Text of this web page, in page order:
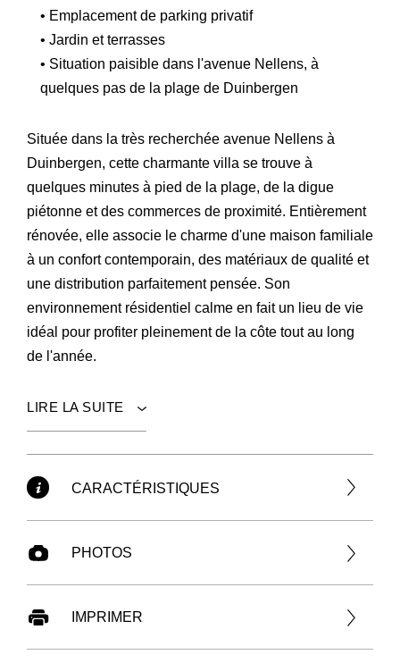
• Emplacement de parking privatif
• Jardin et terrasses
• Situation paisible dans l'avenue Nellens, à
quelques pas de la plage de Duinbergen
Située dans la très recherchée avenue Nellens à
Duinbergen, cette charmante villa se trouve à
quelques minutes à pied de la plage, de la digue
piétonne et des commerces de proximité. Entièrement
rénovée, elle associe le charme d'une maison familiale
à un confort contemporain, des matériaux de qualité et
une distribution parfaitement pensée. Son
environnement résidentiel calme en fait un lieu de vie
idéal pour profiter pleinement de la côte tout au long
de l'année.
LIRE LA SUITE
CARACTÉRISTIQUES
PHOTOS
IMPRIMER